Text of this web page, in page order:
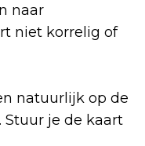
naar
niet korrelig of
natuurlijk op de
Stuur je de kaart